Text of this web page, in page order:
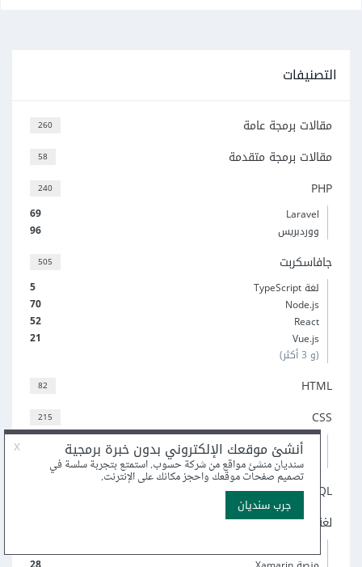
التصنيفات
260 مقالات برمجة عامة
58 مقالات برمجة متقدمة
240 PHP
69
Laravel
96
ووردبريس
505 جافاسكربت
5
لغة TypeScript
70
Node.js
52
React
21
Vue.js
(و 3 أكثر)
82 HTML
215 CSS
Sass
إطار عمل Bootstrap
SQL
لغة C#‎